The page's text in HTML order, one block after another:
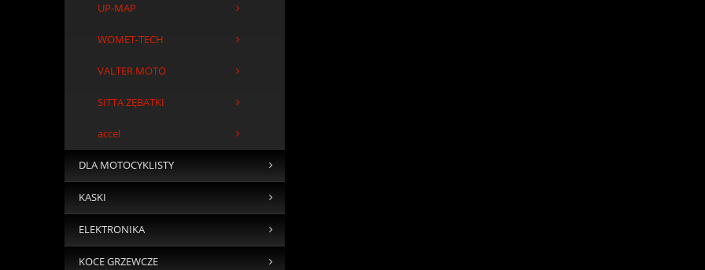
UP-MAP
WOMET-TECH
VALTER MOTO
SITTA ZĘBATKI
accel
DLA MOTOCYKLISTY
KASKI
ELEKTRONIKA
KOCE GRZEWCZE